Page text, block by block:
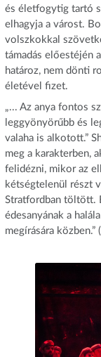
és életfogytig tartó
elhagyja a várost.
volszkokkal
támadás előestéjén
határoz, nem dönti
életével fizet.
„... Az anya fontos
leggyönyörűbb és
valaha is alkotott.”
meg a karakterben,
felidézni, mikor az
kétségtelenül részt
Stratfordban töltött.
édesanyának a
megírására